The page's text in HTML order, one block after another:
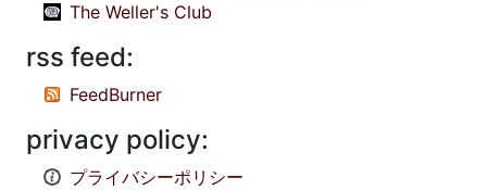
The Weller's Club
rss feed:
FeedBurner
privacy policy:
プライバシーポリシー